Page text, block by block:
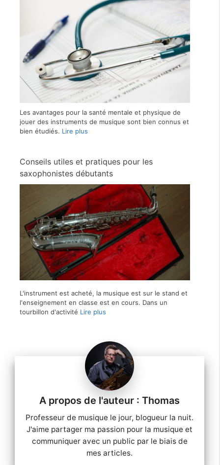
Les avantages pour la santé mentale et physique de
jouer des instruments de musique sont bien connus et
bien étudiés. Lire plus
Conseils utiles et pratiques pour les
saxophonistes débutants
L'instrument est acheté, la musique est sur le stand et
l'enseignement en classe est en cours. Dans un
tourbillon d'activité Lire plus
Thomas
Professeur de musique le jour, blogueur la nuit.
J'aime partager ma passion pour la musique et
communiquer avec un public par le biais de
mes articles.